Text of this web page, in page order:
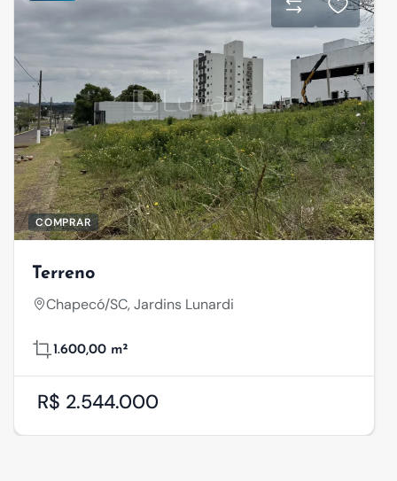
COMPRAR
Terreno
Chapecó/SC, Jardins Lunardi
1.600,00 m²
R$ 2.544.000